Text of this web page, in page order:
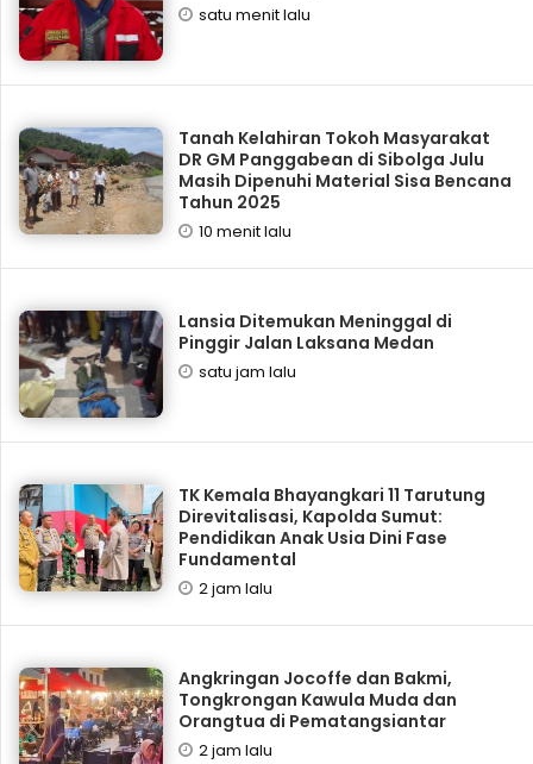
satu menit lalu
Tanah Kelahiran Tokoh Masyarakat
DR GM Panggabean di Sibolga Julu
Masih Dipenuhi Material Sisa Bencana
Tahun 2025
10 menit lalu
Lansia Ditemukan Meninggal di
Pinggir Jalan Laksana Medan
satu jam lalu
TK Kemala Bhayangkari 11 Tarutung
Direvitalisasi, Kapolda Sumut:
Pendidikan Anak Usia Dini Fase
Fundamental
2 jam lalu
Angkringan Jocoffe dan Bakmi,
Tongkrongan Kawula Muda dan
Orangtua di Pematangsiantar
2 jam lalu